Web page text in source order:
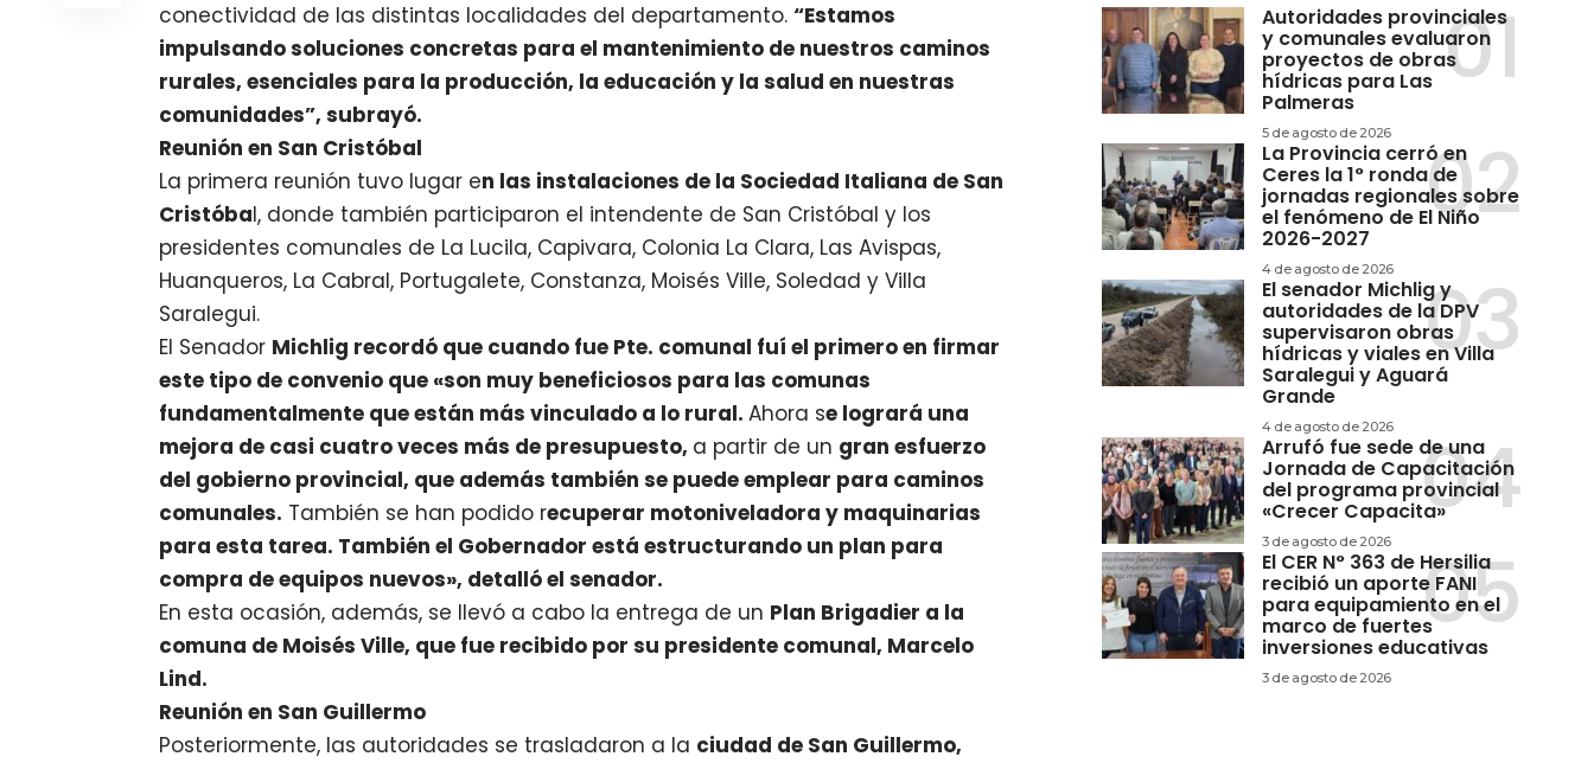
conectividad de las distintas localidades del departamento.“Estamos
impulsando soluciones concretas para el mantenimiento de nuestros caminos
rurales, esenciales para la producción, la educación y la salud en nuestras
comunidades”, subrayó.
Reunión en San Cristóbal
La primera reunión tuvo lugar en las instalaciones de la Sociedad Italiana de San
Cristóbal, donde también participaron el intendente de San Cristóbal y los
presidentes comunales de La Lucila, Capivara, Colonia La Clara, Las Avispas,
Huanqueros, La Cabral, Portugalete, Constanza, Moisés Ville, Soledad y Villa
Saralegui.
El Senador Michlig recordó que cuando fue Pte. comunal fuí el primero en firmar
este tipo de convenio que «son muy beneficiosos para las comunas
fundamentalmente que están más vinculado a lo rural.Ahora se logrará una
mejora de casi cuatro veces más de presupuesto, a partir de un gran esfuerzo
del gobierno provincial, que además también se puede emplear para caminos
comunales. También se han podido recuperar motoniveladora y maquinarias
para esta tarea. También el Gobernador está estructurando un plan para
compra de equipos nuevos», detalló el senador.
En esta ocasión, además, se llevó a cabo la entrega de un Plan Brigadier a la
comuna de Moisés Ville, que fue recibido por su presidente comunal, Marcelo
Lind.
Reunión en San Guillermo
Posteriormente, las autoridades se trasladaron a la ciudad de San Guillermo,
Autoridades provinciales
y comunales evaluaron
proyectos de obras
hídricas para Las
Palmeras
5 de agosto de 2026
La Provincia cerró en
Ceres la 1° ronda de
jornadas regionales sobre
el fenómeno de El Niño
2026-2027
4 de agosto de 2026
El senador Michlig y
autoridades de la DPV
supervisaron obras
hídricas y viales en Villa
Saralegui y Aguará
Grande
4 de agosto de 2026
Arrufó fue sede de una
Jornada de Capacitación
del programa provincial
«Crecer Capacita»
3 de agosto de 2026
El CER N° 363 de Hersilia
recibió un aporte FANI
para equipamiento en el
marco de fuertes
inversiones educativas
3 de agosto de 2026